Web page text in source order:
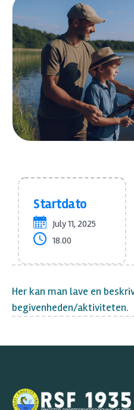
Startdato
July 11, 2025
18.00
Her kan man lave en
begivenheden/aktiviteten.